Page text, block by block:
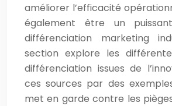
améliorer l’efficacité
également être un
différenciation marketing
section explore les
différenciation issues de
ces sources par des
met en garde contre les